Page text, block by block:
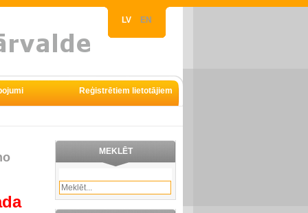
LV EN
Reģistrētiem lietotājiem
MEKLĒT